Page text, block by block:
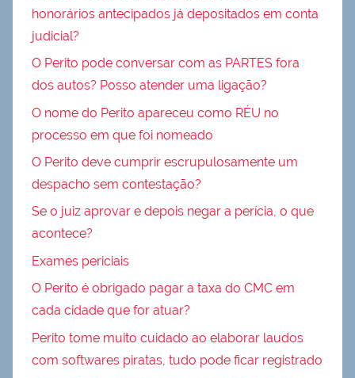
honorários antecipados já depositados em conta
judicial?
O Perito pode conversar com as PARTES fora
dos autos? Posso atender uma ligação?
O nome do Perito apareceu como RÉU no
processo em que foi nomeado
O Perito deve cumprir escrupulosamente um
despacho sem contestação?
Se o juiz aprovar e depois negar a perícia, o que
acontece?
Exames periciais
O Perito é obrigado pagar a taxa do CMC em
cada cidade que for atuar?
Perito tome muito cuidado ao elaborar laudos
com softwares piratas, tudo pode ficar registrado